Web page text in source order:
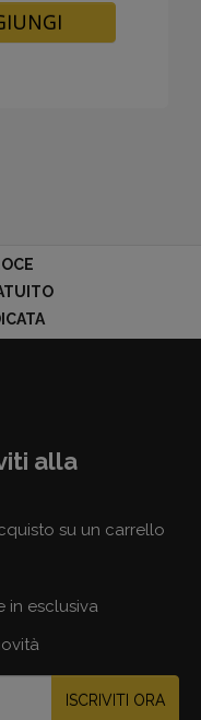
alla
su un carrello
in esclusiva
ISCRIVITI ORA